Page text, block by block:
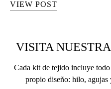
VIEW POST
VISITA
Cada kit de tejido incluye todo
propio diseño: hilo, agujas